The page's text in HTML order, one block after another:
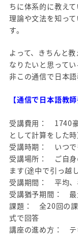
ちに体系的に教え
理論や文法を知っ
す。
よって、きちんと
なりたいと思って
非この通信で日本
【通信で日本語教
受講費用： 1740
として計算をした時
受講時期： いつで
受講場所： ご自身
ます(途中で引っ越
受講期間： 平均、
受講猶予期間： 最
課題： 全20回の課
式で回答
講座の進め方： テ